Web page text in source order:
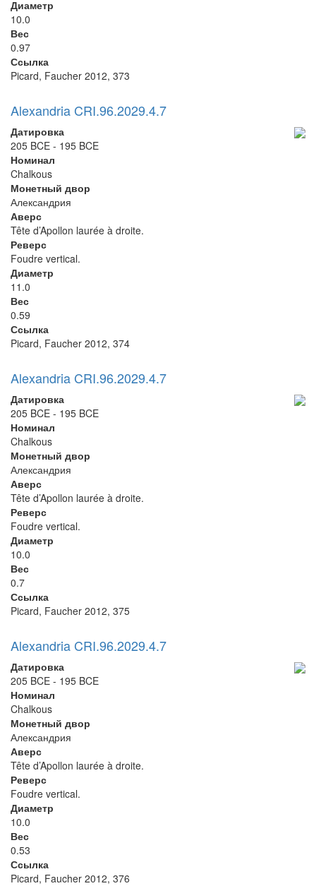
Диаметр
10.0
Вес
0.97
Ссылка
Picard, Faucher 2012, 373
Alexandria CRI.96.2029.4.7
Датировка
205 BCE - 195 BCE
Номинал
Chalkous
Монетный двор
Александрия
Аверс
Tête d’Apollon laurée à droite.
Реверс
Foudre vertical.
Диаметр
11.0
Вес
0.59
Ссылка
Picard, Faucher 2012, 374
Alexandria CRI.96.2029.4.7
Датировка
205 BCE - 195 BCE
Номинал
Chalkous
Монетный двор
Александрия
Аверс
Tête d’Apollon laurée à droite.
Реверс
Foudre vertical.
Диаметр
10.0
Вес
0.7
Ссылка
Picard, Faucher 2012, 375
Alexandria CRI.96.2029.4.7
Датировка
205 BCE - 195 BCE
Номинал
Chalkous
Монетный двор
Александрия
Аверс
Tête d’Apollon laurée à droite.
Реверс
Foudre vertical.
Диаметр
10.0
Вес
0.53
Ссылка
Picard, Faucher 2012, 376